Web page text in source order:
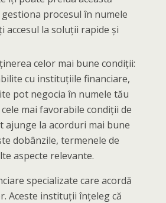
procesul în numele
accesul la soluții rapide și
celor mai bune condiții:
cu instituțiile financiare,
pot negocia în numele tău
mai favorabile condiții de
ajunge la acorduri mai bune
dobânzile, termenele de
aspecte relevante.
specializate care acordă
Aceste instituții înțeleg că